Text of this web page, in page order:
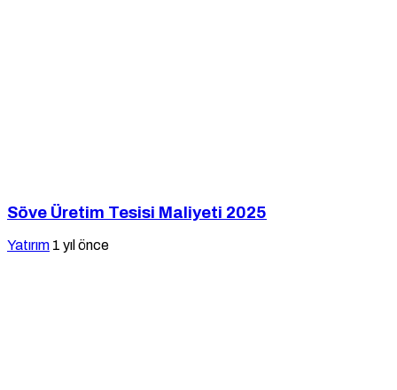
Söve Üretim Tesisi Maliyeti 2025
Yatırım 1 yıl önce